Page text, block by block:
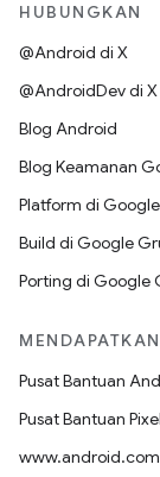
HUBUNGKAN
@Android di X
@AndroidDev di X
Blog Android
Blog Keamanan
Platform di
Build di Google
Porting di Google
Pusat Bantuan
Pusat Bantuan Pixel
www.android.com